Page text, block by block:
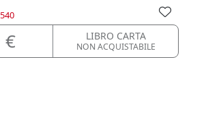
€ LIBRO CARTA
NON ACQUISTABILE